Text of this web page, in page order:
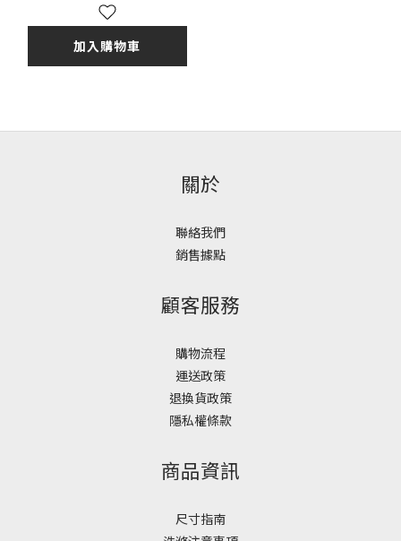
加入購物車
關於
聯絡我們
銷售據點
顧客服務
購物流程
運送政策
退換貨政策
隱私權條款
商品資訊
尺寸指南